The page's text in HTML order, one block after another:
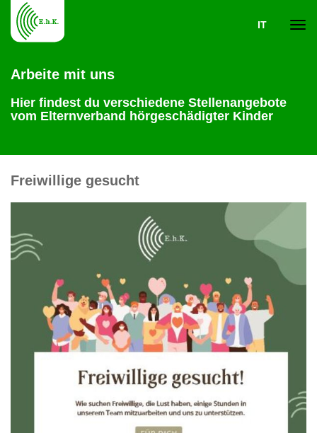
IT
Arbeite mit uns
Hier findest du verschiedene Stellenangebote
vom Elternverband hörgeschädigter Kinder
Freiwillige gesucht